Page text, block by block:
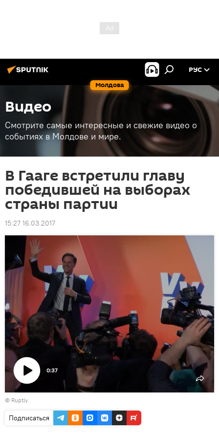
Молдова
РУС
Видео
Смотрите самые интересные и свежие видео о
событиях в Молдове и мире.
В Гааге встретили главу
победившей на выборах
страны партии
15:27 16.03.2017
Воспроизвести
видео
0:37
© Ruptly
Подписаться